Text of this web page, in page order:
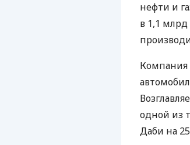
нефти и
в 1,1
Компания
одной из
Даби на